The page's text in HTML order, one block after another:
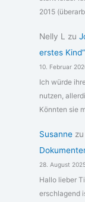
2015
Nelly L zu
erstes Kind“
10. Februar
Ich würde
nutzen,
Könnten sie
Susannezu
28. August
Hallo lieber
erschlagend